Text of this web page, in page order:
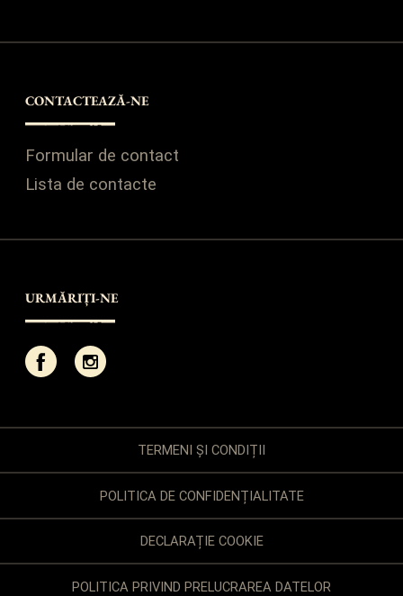
CONTACTEAZĂ-NE
Formular de contact
Lista de contacte
URMĂRIȚI-NE
TERMENI ȘI CONDIȚII
POLITICA DE CONFIDENȚIALITATE
DECLARAȚIE COOKIE
POLITICA PRIVIND PRELUCRAREA DATELOR